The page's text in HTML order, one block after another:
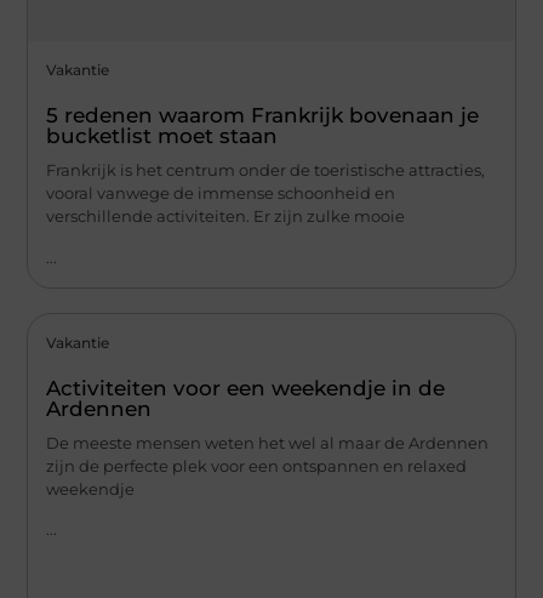
Vakantie
5 redenen waarom Frankrijk bovenaan je
bucketlist moet staan
Frankrijk is het centrum onder de toeristische attracties,
vooral vanwege de immense schoonheid en
verschillende activiteiten. Er zijn zulke mooie
Vakantie
Activiteiten voor een weekendje in de
Ardennen
De meeste mensen weten het wel al maar de Ardennen
zijn de perfecte plek voor een ontspannen en relaxed
weekendje